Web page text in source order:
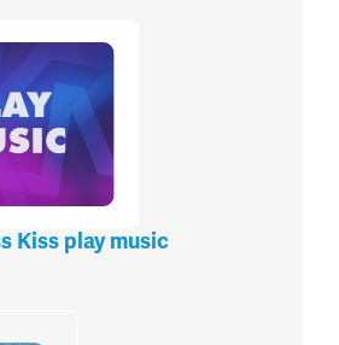
Kiss play music